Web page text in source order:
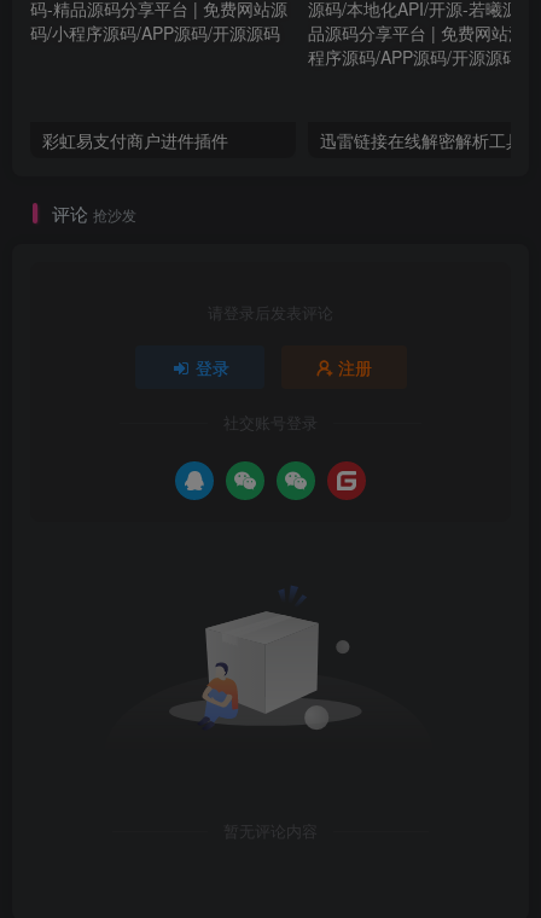
彩虹易支付商户进件插件
评论 抢沙发
请登录后发表评论
登录 注册
社交账号登录
暂无评论内容